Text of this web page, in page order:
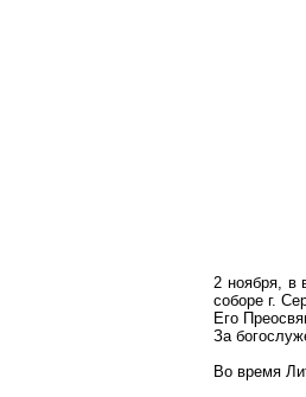
2 ноября, в
соборе г.
Его
За
Во время